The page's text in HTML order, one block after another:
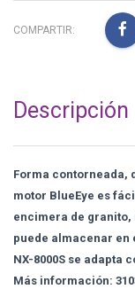
COMPARTIR:
Descripción
Forma contorneada,
motor BlueEye es
encimera de granito,
puede almacenar en
NX-8000S se adapta
Más información: